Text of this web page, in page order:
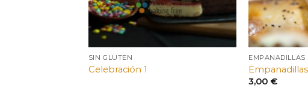
SIN GLUTEN
Celebración 1
EMPANADILLAS
3,00 €